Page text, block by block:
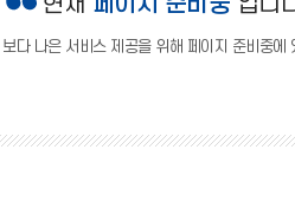
보다 나은 서비스 제공을 위해 페이지 준비중에